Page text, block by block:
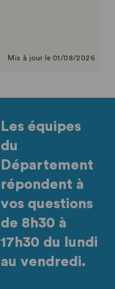
Mis à jour le 01/08/2026
Les équipes
du
Département
répondent à
vos questions
de 8h30 à
17h30 du lundi
au vendredi.